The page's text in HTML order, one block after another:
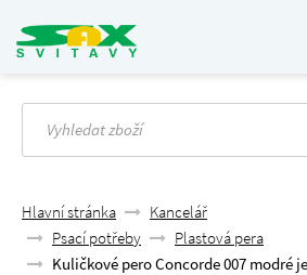
Hlavní stránka
Kancelář
Psací potřeby
Plastová pera
Kuličkové pero Concorde 007 modré